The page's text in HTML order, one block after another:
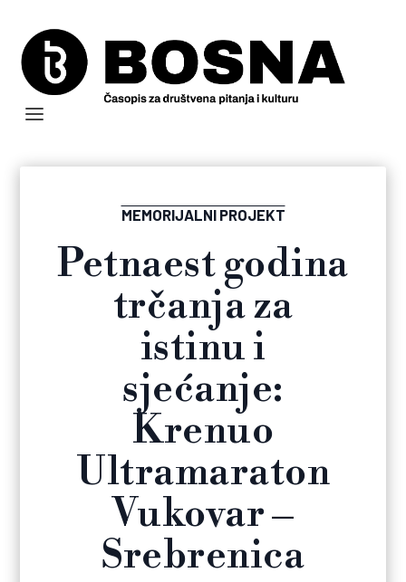
MEMORIJALNI PROJEKT
Petnaest godina
trčanja za
istinu i
sjećanje:
Krenuo
Ultramaraton
Vukovar –
Srebrenica